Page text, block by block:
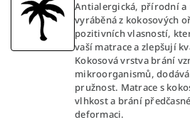
Antialergická, přírodní a
vyráběná z kokosových
pozitivních vlasností,
vaší matrace a zlepšují
Kokosová vrstva brání
mikroorganismů,
pružnost. Matrace s
vlhkost a brání
deformaci.